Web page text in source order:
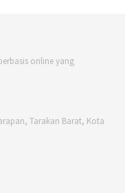
online yang
Tarakan Barat, Kota